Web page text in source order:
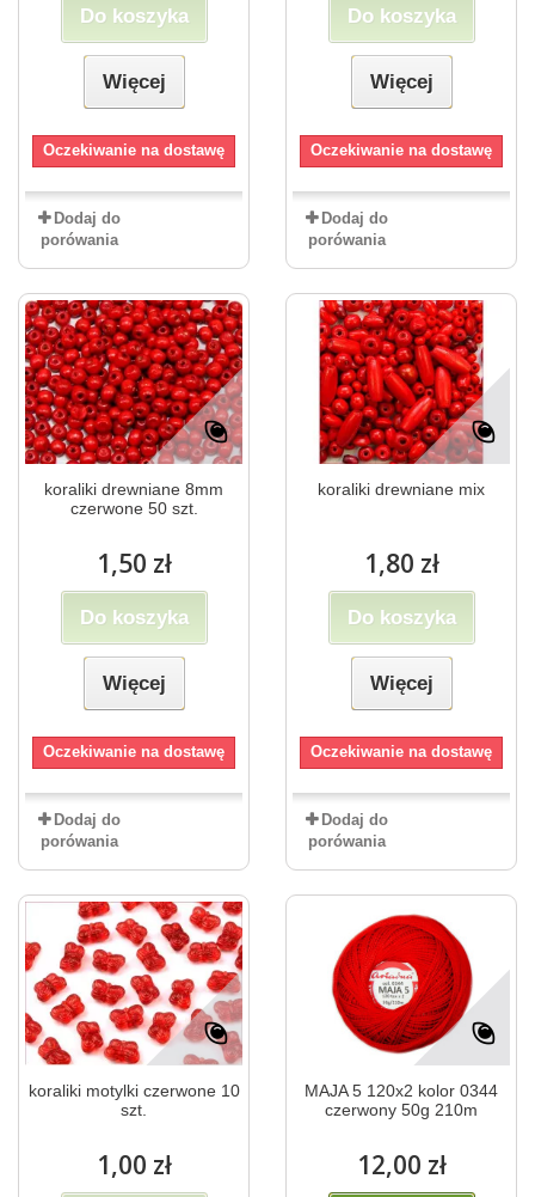
Do koszyka
Więcej
Oczekiwanie na dostawę
Dodaj do
porówania
Do koszyka
Więcej
Oczekiwanie na dostawę
Dodaj do
porówania
koraliki drewniane 8mm
czerwone 50 szt.
1,50 zł
Do koszyka
Więcej
Oczekiwanie na dostawę
Dodaj do
porówania
koraliki drewniane mix
1,80 zł
Do koszyka
Więcej
Oczekiwanie na dostawę
Dodaj do
porówania
koraliki motylki czerwone 10
szt.
1,00 zł
MAJA 5 120x2 kolor 0344
czerwony 50g 210m
12,00 zł